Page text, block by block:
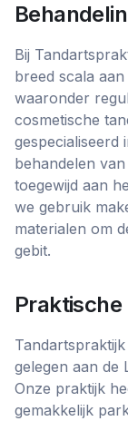
Bij
breed scala
waaronder
cosmetische
gespecialiseerd
behandelen
toegewijd aan
we gebruik
materialen om
gebit.
gelegen aan de
Onze praktijk
gemakkelijk